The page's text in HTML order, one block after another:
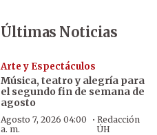
Últimas Noticias
Arte y Espectáculos
Música, teatro y alegría para
el segundo fin de semana de
agosto
Agosto 7, 2026 04:00
a. m.
· Redacción
ÚH